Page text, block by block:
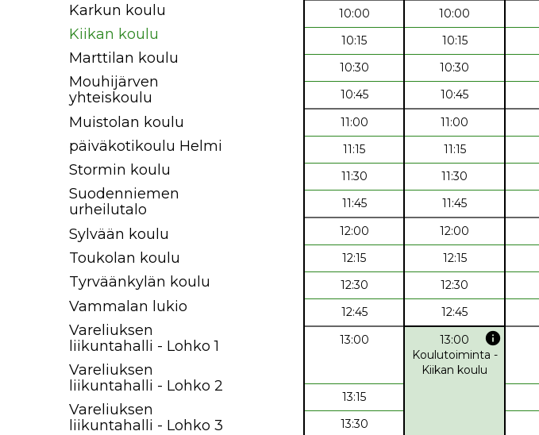
Karkun koulu
Kiikan koulu
Marttilan koulu
Mouhijärven
yhteiskoulu
Muistolan koulu
päiväkotikoulu Helmi
Stormin koulu
Suodenniemen
urheilutalo
Sylvään koulu
Toukolan koulu
Tyrväänkylän koulu
Vammalan lukio
Vareliuksen
liikuntahalli - Lohko 1
Vareliuksen
liikuntahalli - Lohko 2
Vareliuksen
liikuntahalli - Lohko 3
10:00
10:00
10:15
10:15
10:30
10:30
10:45
10:45
11:00
11:00
11:15
11:15
11:30
11:30
11:45
11:45
12:00
12:00
12:15
12:15
12:30
12:30
12:45
12:45
13:00
13:00 info
Koulutoiminta -
Kiikan koulu
13:15
13:30